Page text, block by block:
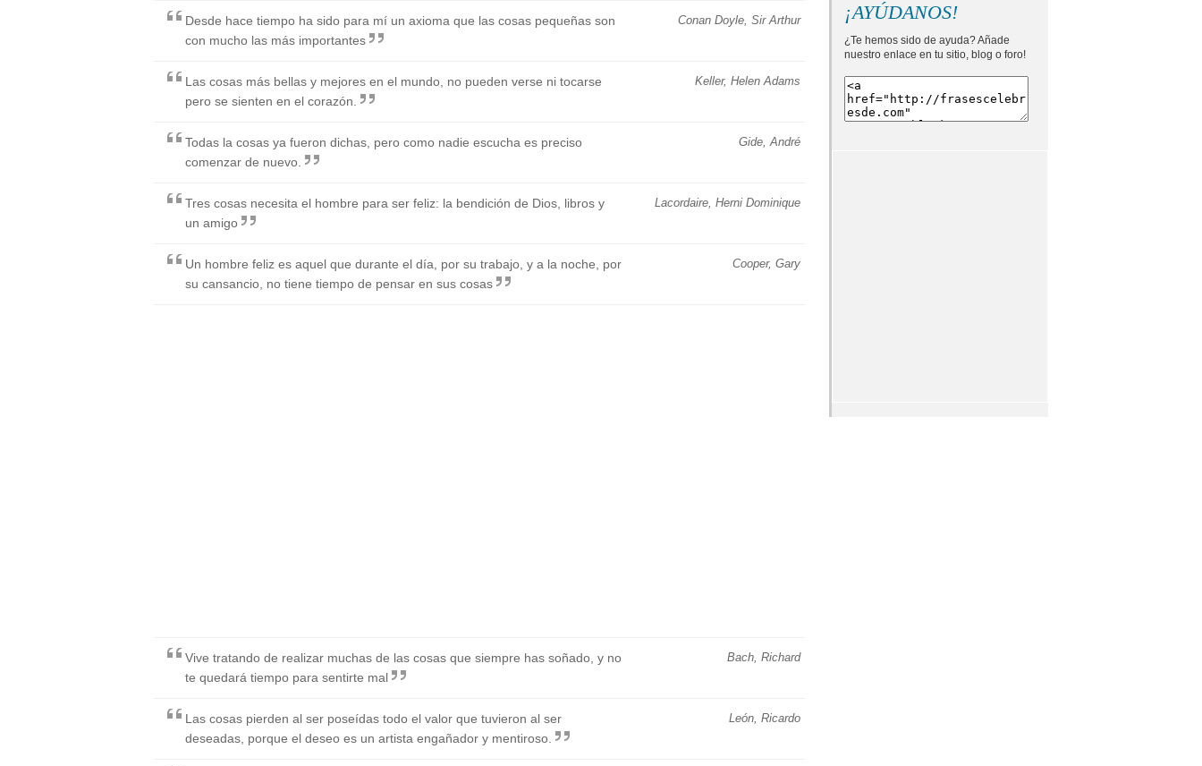
Conan Doyle, Sir Arthur
Desde hace tiempo ha sido para mí un axioma que las cosas pequeñas son
con mucho las más importantes
Keller, Helen Adams
Las cosas más bellas y mejores en el mundo, no pueden verse ni tocarse
pero se sienten en el corazón.
Gide, André
Todas la cosas ya fueron dichas, pero como nadie escucha es preciso
comenzar de nuevo.
Lacordaire, Herni Dominique
Tres cosas necesita el hombre para ser feliz: la bendición de Dios, libros y
un amigo
Cooper, Gary
Un hombre feliz es aquel que durante el día, por su trabajo, y a la noche, por
su cansancio, no tiene tiempo de pensar en sus cosas
Bach, Richard
Vive tratando de realizar muchas de las cosas que siempre has soñado, y no
te quedará tiempo para sentirte mal
León, Ricardo
Las cosas pierden al ser poseídas todo el valor que tuvieron al ser
deseadas, porque el deseo es un artista engañador y mentiroso.
¡AYÚDANOS!
¿Te hemos sido de ayuda? Añade
nuestro enlace en tu sitio, blog o foro!